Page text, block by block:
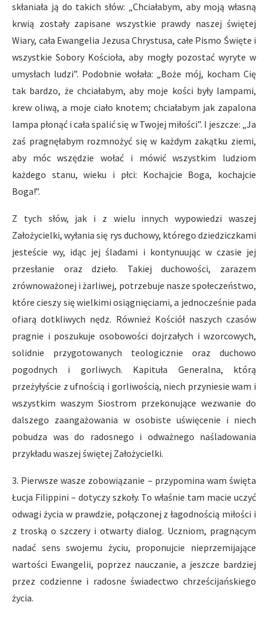
skłaniała ją do takich słów: „Chciałabym, aby moją własną
krwią zostały zapisane wszystkie prawdy naszej świętej
Wiary, cała Ewangelia Jezusa Chrystusa, całe Pismo Święte i
wszystkie Sobory Kościoła, aby mogły pozostać wyryte w
umysłach ludzi”. Podobnie wołała: „Boże mój, kocham Cię
tak bardzo, że chciałabym, aby moje kości były lampami,
krew oliwą, a moje ciało knotem; chciałabym jak zapalona
lampa płonąć i cała spalić się w Twojej miłości”. I jeszcze: „Ja
zaś pragnęłabym rozmnożyć się w każdym zakątku ziemi,
aby móc wszędzie wołać i mówić wszystkim ludziom
każdego stanu, wieku i płci: Kochajcie Boga, kochajcie
Boga!”.
Z tych słów, jak i z wielu innych wypowiedzi waszej
Założycielki, wyłania się rys duchowy, którego dziedziczkami
jesteście wy, idąc jej śladami i kontynuując w czasie jej
przesłanie oraz dzieło. Takiej duchowości, zarazem
zrównoważonej i żarliwej, potrzebuje nasze społeczeństwo,
które cieszy się wielkimi osiągnięciami, a jednocześnie pada
ofiarą dotkliwych nędz. Również Kościół naszych czasów
pragnie i poszukuje osobowości dojrzałych i wzorcowych,
solidnie przygotowanych teologicznie oraz duchowo
pogodnych i gorliwych. Kapituła Generalna, którą
przeżyłyście z ufnością i gorliwością, niech przyniesie wam i
wszystkim waszym Siostrom przekonujące wezwanie do
dalszego zaangażowania w osobiste uświęcenie i niech
pobudza was do radosnego i odważnego naśladowania
przykładu waszej świętej Założycielki.
3. Pierwsze wasze zobowiązanie – przypomina wam święta
Łucja Filippini – dotyczy szkoły. To właśnie tam macie uczyć
odwagi życia w prawdzie, połączonej z łagodnością miłości i
z troską o szczery i otwarty dialog. Uczniom, pragnącym
nadać sens swojemu życiu, proponujcie nieprzemijające
wartości Ewangelii, poprzez nauczanie, a jeszcze bardziej
przez codzienne i radosne świadectwo chrześcijańskiego
życia.